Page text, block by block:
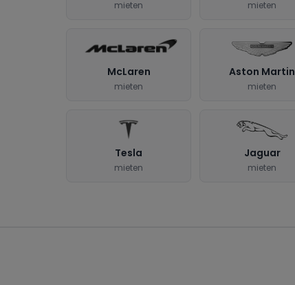
mieten mieten
McLaren
mieten
Aston Martin
mieten
Tesla
mieten
Jaguar
mieten